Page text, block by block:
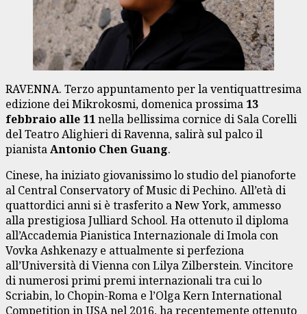
RAVENNA. Terzo appuntamento per la ventiquattresima
edizione dei Mikrokosmi, domenica prossima 13
febbraio alle 11nella bellissima cornice di Sala Corelli
del Teatro Alighieri di Ravenna, salirà sul palco il
pianistaAntonio Chen Guang.
Cinese, ha iniziato giovanissimo lo studio del pianoforte
al Central Conservatory of Music di Pechino. All’età di
quattordici anni si è trasferito a New York, ammesso
alla prestigiosa Julliard School. Ha ottenuto il diploma
all’Accademia Pianistica Internazionale di Imola con
Vovka Ashkenazy e attualmente si perfeziona
all’Università di Vienna con Lilya Zilberstein. Vincitore
di numerosi primi premi internazionali tra cui lo
Scriabin, lo Chopin-Roma e l’Olga Kern International
Competition in USA nel 2016, ha recentemente ottenuto